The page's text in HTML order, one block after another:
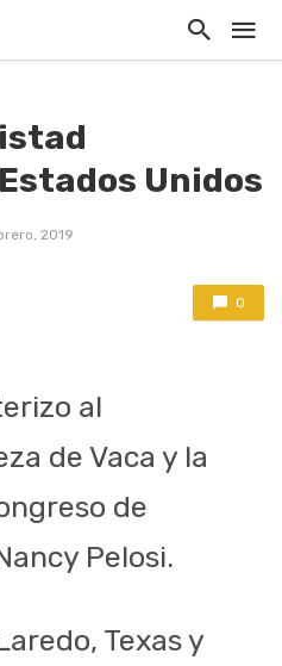
Unidos
2019
0
al
de Vaca y la
de
Pelosi.
Texas y